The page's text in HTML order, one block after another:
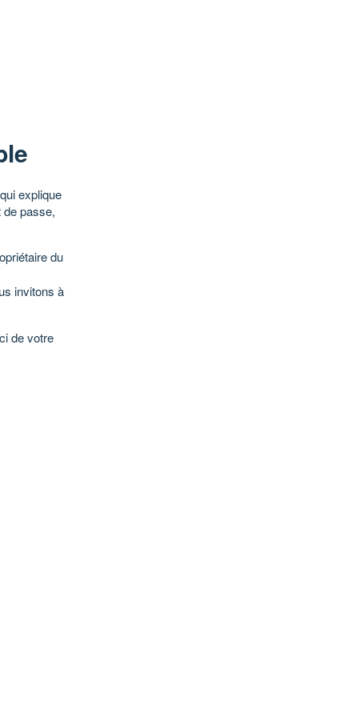
explique
passe,
du
invitons à
de votre